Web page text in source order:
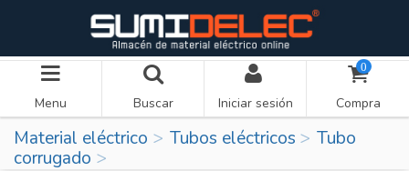
Menu Buscar Iniciar sesión
0
Compra
Material eléctrico Tubos eléctricos
Tubo
corrugado